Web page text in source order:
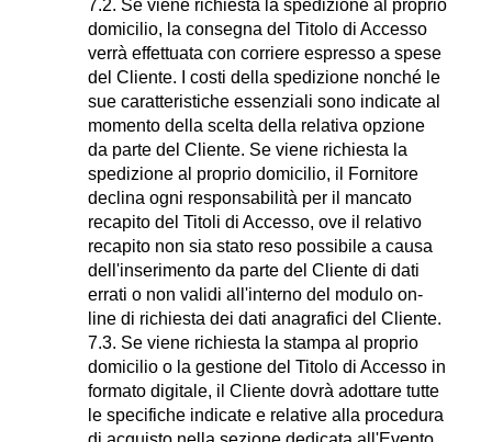
7.2. Se viene richiesta la spedizione al proprio
domicilio, la consegna del Titolo di Accesso
verrà effettuata con corriere espresso a spese
del Cliente. I costi della spedizione nonché le
sue caratteristiche essenziali sono indicate al
momento della scelta della relativa opzione
da parte del Cliente. Se viene richiesta la
spedizione al proprio domicilio, il Fornitore
declina ogni responsabilità per il mancato
recapito del Titoli di Accesso, ove il relativo
recapito non sia stato reso possibile a causa
dell'inserimento da parte del Cliente di dati
errati o non validi all'interno del modulo on-
line di richiesta dei dati anagrafici del Cliente.
7.3. Se viene richiesta la stampa al proprio
domicilio o la gestione del Titolo di Accesso in
formato digitale, il Cliente dovrà adottare tutte
le specifiche indicate e relative alla procedura